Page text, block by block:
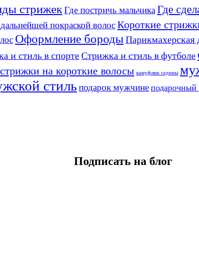
стрижекГде постричь мальчикаГде
покраской волосКороткие
Оформление бородыПарикмахерская
и стиль в спортеСтрижка и стиль в футболе
на короткие волосы камуфляж седины
стильподарок мужчине подарочный
Подписать на блог